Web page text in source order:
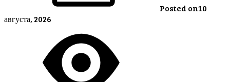
Posted on10
августа, 2026